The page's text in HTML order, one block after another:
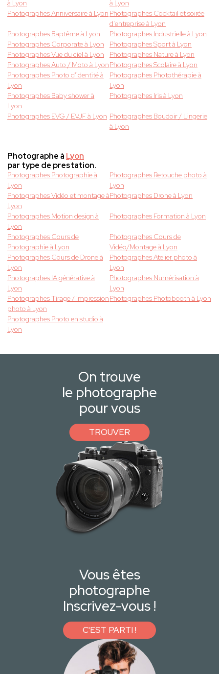
à Lyon
à Lyon
Photographes Anniversaire à Lyon Photographes Cocktail et soirée
d'entreprise à Lyon
Photographes Baptême à Lyon
Photographes Industrielle à Lyon
Photographes Corporate à Lyon
Photographes Sport à Lyon
Photographes Vue du ciel à Lyon
Photographes Nature à Lyon
Photographes Auto / Moto à LyonPhotographes Scolaire à Lyon
Photographes Photo d'identité à
Lyon
Photographes Photothérapie à
Lyon
Photographes Baby shower à
Lyon
Photographes Iris à Lyon
Photographes EVG / EVJF à Lyon Photographes Boudoir / Lingerie
à Lyon
Photographe à Lyon
par type de prestation.
Photographes Photographie à
Lyon
Photographes Retouche photo à
Lyon
Photographes Vidéo et montage à
Lyon
Photographes Drone à Lyon
Photographes Motion design à
Lyon
Photographes Formation à Lyon
Photographes Cours de
Photographie à Lyon
Photographes Cours de
Vidéo/Montage à Lyon
Photographes Cours de Drone à
Lyon
Photographes Atelier photo à
Lyon
Photographes IA générative à
Lyon
Photographes Numérisation à
Lyon
Photographes Tirage / impression
photo à Lyon
Photographes Photobooth à Lyon
Photographes Photo en studio à
Lyon
On trouve
le photographe
pour vous
TROUVER
Vous êtes
photographe
Inscrivez-vous !
C'EST PARTI !